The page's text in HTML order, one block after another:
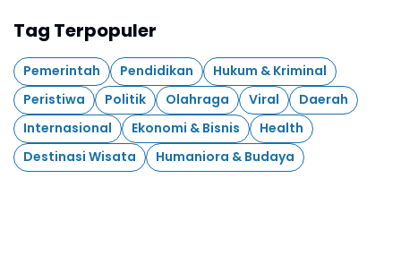
Tag Terpopuler
Pemerintah Pendidikan
Hukum & Kriminal
Peristiwa
Politik Olahraga Viral
Daerah
Internasional
Ekonomi & Bisnis
Health
Destinasi Wisata
Humaniora & Budaya